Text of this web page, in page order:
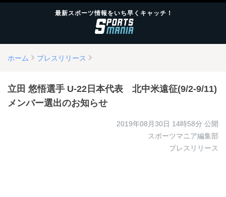
最新スポーツ情報をいち早くキャッチ！
ホーム プレスリリース
立田 悠悟選手 U-22日本代表 北中米遠征(9/2-9/11)
メンバー選出のお知らせ
2019年08月30日 14時58分 公開
スポーツマニア編集部
プレスリリース